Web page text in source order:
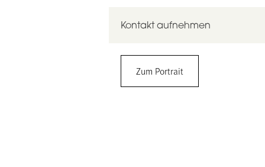
Kontakt aufnehmen
RWTH Aachen University
Fakultät 1 (ab 01.10.2025 Fakultät 9 –
Zum Portrait